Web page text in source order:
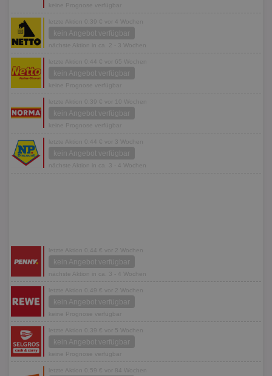
keine Prognose verfügbar
letzte Aktion 0,39 € vor 4 Wochen
kein Angebot verfügbar
nächste Aktion in ca. 2 - 3 Wochen
letzte Aktion 0,44 € vor 65 Wochen
kein Angebot verfügbar
keine Prognose verfügbar
letzte Aktion 0,39 € vor 10 Wochen
kein Angebot verfügbar
keine Prognose verfügbar
letzte Aktion 0,44 € vor 3 Wochen
kein Angebot verfügbar
nächste Aktion in ca. 3 - 4 Wochen
letzte Aktion 0,44 € vor 2 Wochen
kein Angebot verfügbar
nächste Aktion in ca. 3 - 4 Wochen
letzte Aktion 0,49 € vor 2 Wochen
kein Angebot verfügbar
keine Prognose verfügbar
letzte Aktion 0,39 € vor 5 Wochen
kein Angebot verfügbar
keine Prognose verfügbar
letzte Aktion 0,59 € vor 84 Wochen